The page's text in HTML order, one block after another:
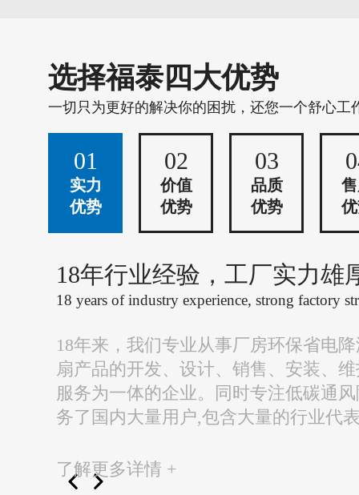
选择福泰四大优势
一切只为更好的解决你的困扰，还您一个舒心工
01
实力
优势
02
价值
优势
03
品质
优势
18年行业经验，工厂实力雄
18 years of industry experience, strong factory
18年来，我们专业从事厂房环保省电
扇产品的开发、设计、销售、安装、
服务为一体的企业。同时专注低碳通
务了国内大量用户,包含大量的行业代
了解更多详情 +